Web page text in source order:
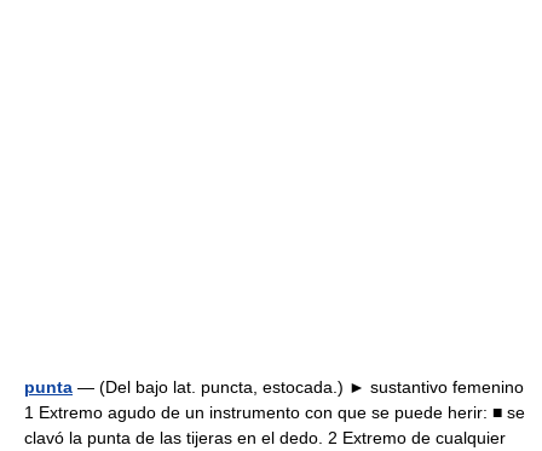
punta — (Del bajo lat. puncta, estocada.) ► sustantivo femenino
1 Extremo agudo de un instrumento con que se puede herir: ■ se
clavó la punta de las tijeras en el dedo. 2 Extremo de cualquier